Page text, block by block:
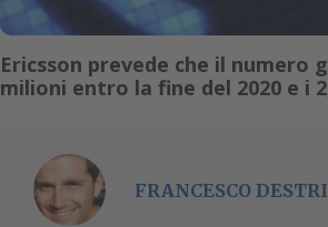
Ericsson prevede che il numero
milioni entro la fine del 2020 e i
FRANCESCO DESTRI